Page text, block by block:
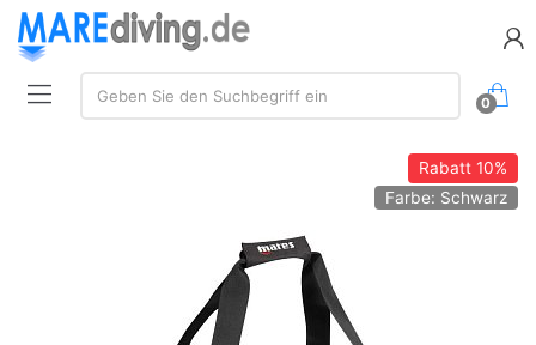
Suche:
Geben Sie den Suchbegriff ein
0
Rabatt10%
Farbe: Schwarz